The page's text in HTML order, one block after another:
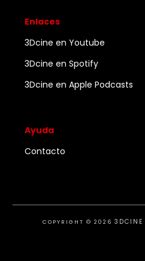
Enlaces
3Dcine en Youtube
3Dcine en Spotify
3Dcine en Apple Podcasts
Ayuda
Contacto
COPYRIGHT © 2026 3DCINE